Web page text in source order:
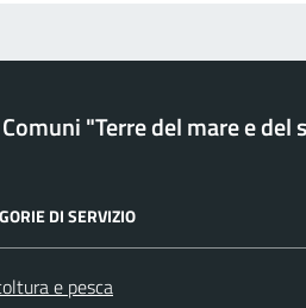
"Terre del mare e del
DI SERVIZIO
e pesca